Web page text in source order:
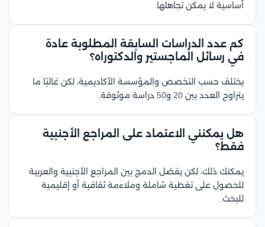
أساسية لا يمكن تجاهلها.
كم عدد الدراسات السابقة المطلوبة عادة
في رسائل الماجستير والدكتوراه؟
يختلف حسب التخصص والمؤسسة الأكاديمية، لكن غالبًا ما
يتراوح العدد بين 20 و50 دراسة موثوقة.
هل يمكنني الاعتماد على المراجع الأجنبية
فقط؟
يمكنك ذلك، لكن يفضل الدمج بين المراجع الأجنبية والعربية
للحصول على تغطية شاملة وملاءمة ثقافية أو إقليمية
للبحث.